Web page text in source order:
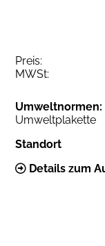
Preis:
MWSt:
Umweltnormen:
Umweltplakette
Standort
Details zum